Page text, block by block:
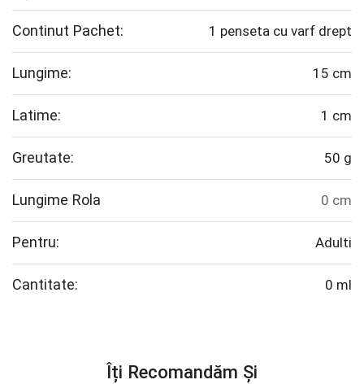
Continut Pachet: 1 penseta cu varf drept
Lungime: 15 cm
Latime: 1 cm
Greutate: 50 g
Lungime Rola 0 cm
Pentru: Adulti
Cantitate: 0 ml
Îți Recomandăm Și